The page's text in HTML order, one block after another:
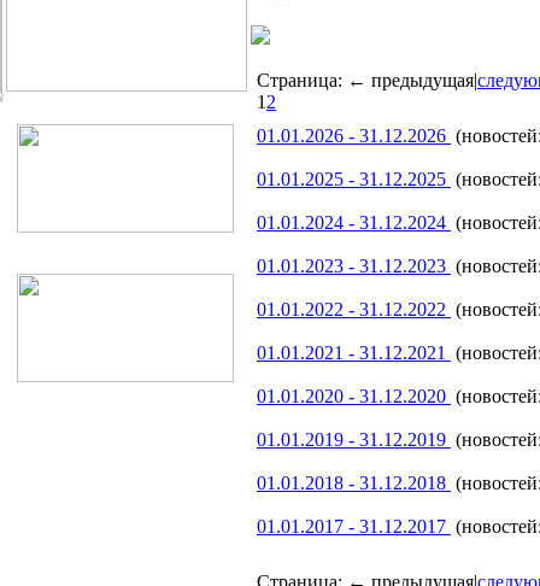
Страница: ← предыдущая|
12
01.01.2026 - 31.12.2026
01.01.2025 - 31.12.2025
01.01.2024 - 31.12.2024
01.01.2023 - 31.12.2023
01.01.2022 - 31.12.2022
01.01.2021 - 31.12.2021
01.01.2020 - 31.12.2020
01.01.2019 - 31.12.2019
01.01.2018 - 31.12.2018
01.01.2017 - 31.12.2017